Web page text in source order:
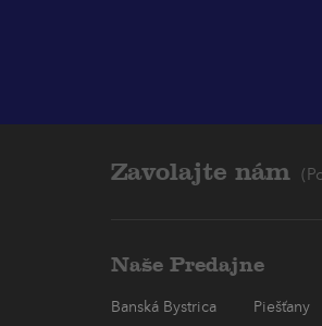
Zavolajte nám
Naše Predajne
Banská Bystrica
Piešťany